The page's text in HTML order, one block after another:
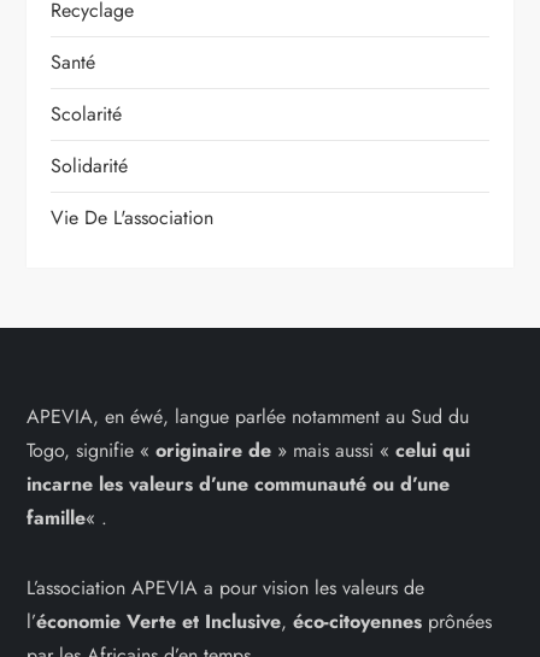
Recyclage
Santé
Scolarité
Solidarité
Vie De L'association
APEVIA, en éwé, langue parlée notamment au Sud du
Togo, signifie «originaire de » mais aussi «celui qui
incarne les valeurs d’une communauté ou d’une
famille« .
L’association APEVIA a pour vision les valeurs de
l’économie Verte et Inclusive,éco-citoyennes prônées